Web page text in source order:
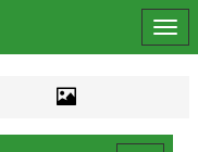
le